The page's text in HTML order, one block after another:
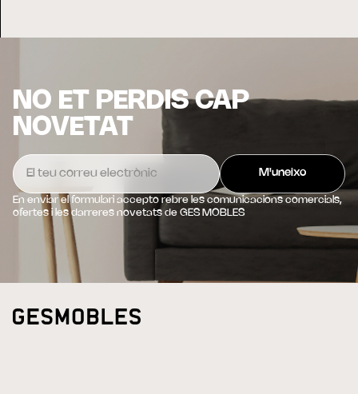
NO ET PERDIS CAP
NOVETAT
En enviar el formulari accepto rebre les comunicacions comercials,
ofertes i les darreres novetats de GES MOBLES